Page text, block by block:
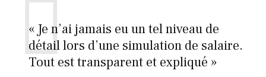
« Je n’ai jamais eu un tel niveau de
détail lors d’une simulation de salaire.
Tout est transparent et expliqué »